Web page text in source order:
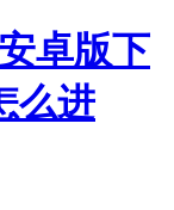
卓版下
么进